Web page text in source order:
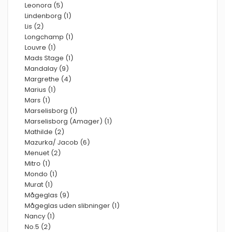
Leonora (5)
Lindenborg (1)
Lis (2)
Longchamp (1)
Louvre (1)
Mads Stage (1)
Mandalay (9)
Margrethe (4)
Marius (1)
Mars (1)
Marselisborg (1)
Marselisborg (Amager) (1)
Mathilde (2)
Mazurka/ Jacob (6)
Menuet (2)
Mitro (1)
Mondo (1)
Murat (1)
Mågeglas (9)
Mågeglas uden slibninger (1)
Nancy (1)
No.5 (2)